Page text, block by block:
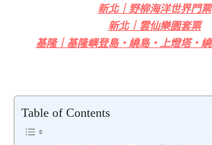
新北｜野柳海洋世界門票
新北｜雲仙樂園套票
基隆｜基隆嶼登島・繞島・上燈塔・
Table of Contents